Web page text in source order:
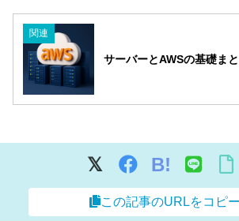
関連
サーバーとAWSの基礎ま
B!
この記事のURLをコピ